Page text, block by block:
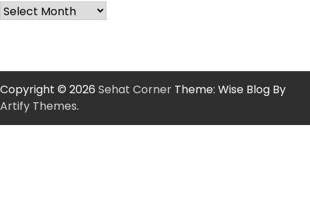
Archives
Copyright © 2026 Sehat Corner Theme: Wise Blog By
Artify Themes.